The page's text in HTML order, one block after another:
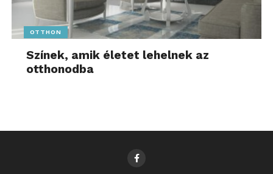
OTTHON
Színek, amik életet lehelnek az
otthonodba